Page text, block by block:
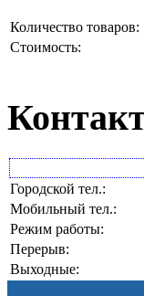
Количество товаров:
Стоимость:
Городской тел.:
Мобильный тел.:
Режим работы:
Перерыв:
Выходные: